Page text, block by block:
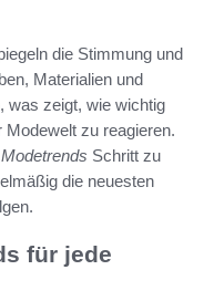
die Stimmung und
Materialien und
was zeigt, wie wichtig
Modewelt zu reagieren.
Schritt zu
die neuesten
für jede